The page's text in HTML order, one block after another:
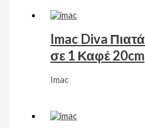
Imac Diva
σε 1 Καφέ 20cm
Imac